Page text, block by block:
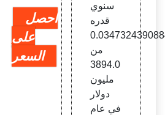
احصل
على
السعر
سنوي
قدره
من
3894.0
مليون
دولار
في عام